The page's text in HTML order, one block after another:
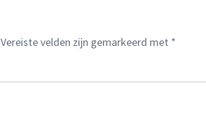
Vereiste velden zijn gemarkeerd met *